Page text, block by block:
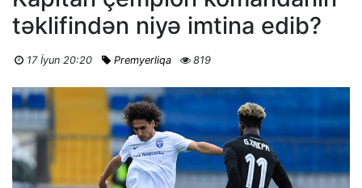
təklifindən niyə imtina edib?
17 İyun 20:20 Premyerliqa 819